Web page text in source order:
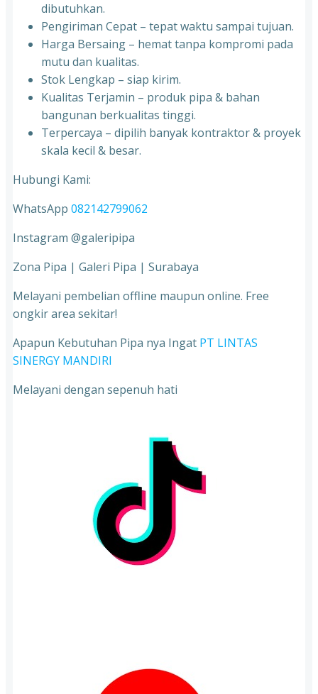
dibutuhkan.
Pengiriman Cepat – tepat waktu sampai tujuan.
Harga Bersaing – hemat tanpa kompromi pada
mutu dan kualitas.
Stok Lengkap – siap kirim.
Kualitas Terjamin – produk pipa & bahan
bangunan berkualitas tinggi.
Terpercaya – dipilih banyak kontraktor & proyek
skala kecil & besar.
Hubungi Kami:
WhatsApp 082142799062
Instagram @galeripipa
Zona Pipa | Galeri Pipa | Surabaya
Melayani pembelian offline maupun online. Free
ongkir area sekitar!
Apapun Kebutuhan Pipa nya Ingat PT LINTAS
SINERGY MANDIRI
Melayani dengan sepenuh hati